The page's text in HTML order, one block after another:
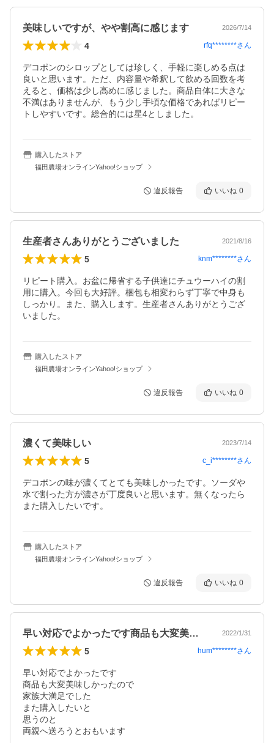
美味しいですが、やや割高に感じます 2026/7/14
4 rfq********さん
デコポンのシロップとしては珍しく、手軽に楽しめる点は
良いと思います。ただ、内容量や希釈して飲める回数を考
えると、価格は少し高めに感じました。商品自体に大きな
不満はありませんが、もう少し手頃な価格であればリピー
トしやすいです。総合的には星4としました。
購入したストア
福田農場オンラインYahoo!ショップ
違反報告 いいね 0
生産者さんありがとうございました 2021/8/16
5 knm********さん
リピート購入。お盆に帰省する子供達にチュウーハイの割
用に購入。今回も大好評。梱包も相変わらず丁寧で中身も
しっかり。また、購入します。生産者さんありがとうござ
いました。
購入したストア
福田農場オンラインYahoo!ショップ
違反報告 いいね 0
濃くて美味しい 2023/7/14
5 c_i********さん
デコポンの味が濃くてとても美味しかったです。ソーダや
水で割った方が濃さが丁度良いと思います。無くなったら
また購入したいです。
購入したストア
福田農場オンラインYahoo!ショップ
違反報告 いいね 0
早い対応でよかったです商品も大変美味し… 2022/1/31
5 hum********さん
早い対応でよかったです
商品も大変美味しかったので
家族大満足でした
また購入したいと
思うのと
両親へ送ろうとおもいます